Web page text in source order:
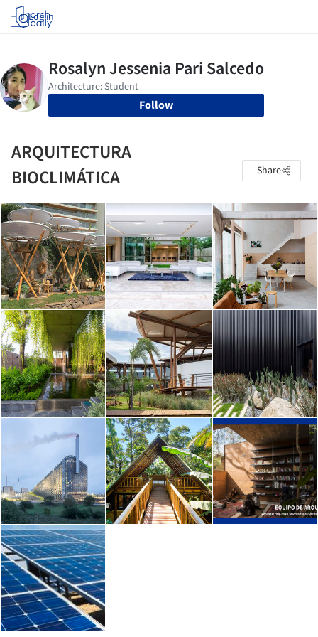
Log in
Follow
ARQUITECTURA
BIOCLIMÁTICA
Share